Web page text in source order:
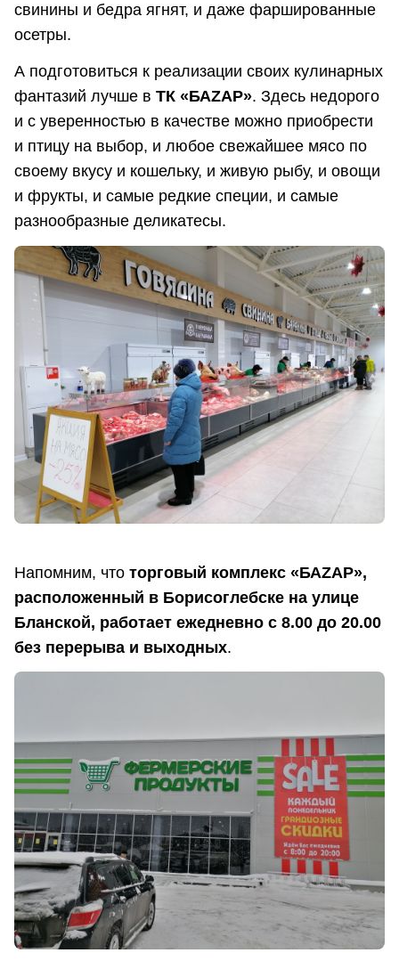
свинины и бедра ягнят, и даже фаршированные
осетры.
А подготовиться к реализации своих кулинарных
фантазий лучше в ТК «БАZАР». Здесь недорого
и с уверенностью в качестве можно приобрести
и птицу на выбор, и любое свежайшее мясо по
своему вкусу и кошельку, и живую рыбу, и овощи
и фрукты, и самые редкие специи, и самые
разнообразные деликатесы.
Напомним, что торговый комплекс «БАZАР»,
расположенный в Борисоглебске на улице
Бланской, работает ежедневно с 8.00 до 20.00
без перерыва и выходных.